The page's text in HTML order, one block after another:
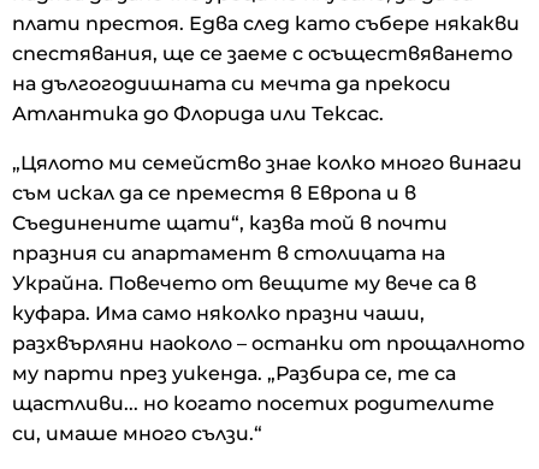
плати престоя. Едва след като събере някакви
спестявания, ще се заеме с осъществяването
на дългогодишната си мечта да прекоси
Атлантика до Флорида или Тексас.
„Цялото ми семейство знае колко много винаги
съм искал да се преместя в Европа и в
Съединените щати“, казва той в почти
празния си апартамент в столицата на
Украйна. Повечето от вещите му вече са в
куфара. Има само няколко празни чаши,
разхвърляни наоколо – останки от прощалното
му парти през уикенда. „Разбира се, те са
щастливи... но когато посетих родителите
си, имаше много сълзи.“